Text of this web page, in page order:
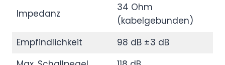
Impedanz
34 Ohm
(kabelgebunden)
Empfindlichkeit
98 dB ±3 dB